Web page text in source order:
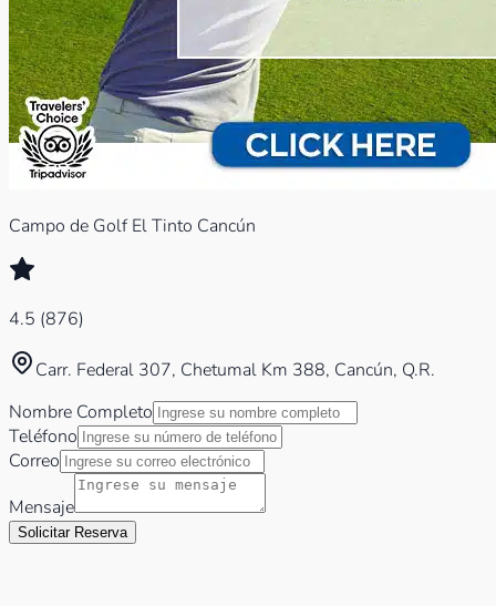
Campo de Golf El Tinto Cancún
4.5 (876)
Carr. Federal 307, Chetumal Km 388, Cancún, Q.R.
Nombre Completo
Teléfono
Correo
Mensaje
Solicitar Reserva